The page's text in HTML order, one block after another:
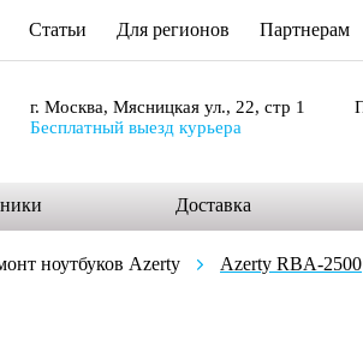
Статьи Для регионов Партнерам
г. Москва, Мясницкая ул., 22, стр 1
Бесплатный выезд курьера
Доставка
ноутбуков Azerty Azerty RBA-2500